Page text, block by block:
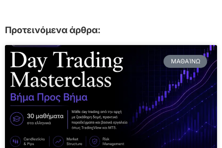
Προτεινόμενα άρθρα:
ΜΑΘΑΊΝΩ